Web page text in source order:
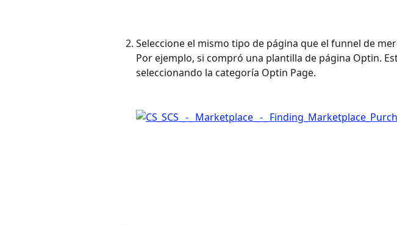
Seleccione el mismo tipo de página que el funnel de
Por ejemplo, si compró una plantilla de página Optin.
seleccionando la categoría Optin Page.